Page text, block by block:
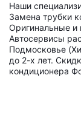
Наши
Замена трубки
Оригинальные и
Автосервисы
Подмосковье
до 2-х лет.
кондиционера